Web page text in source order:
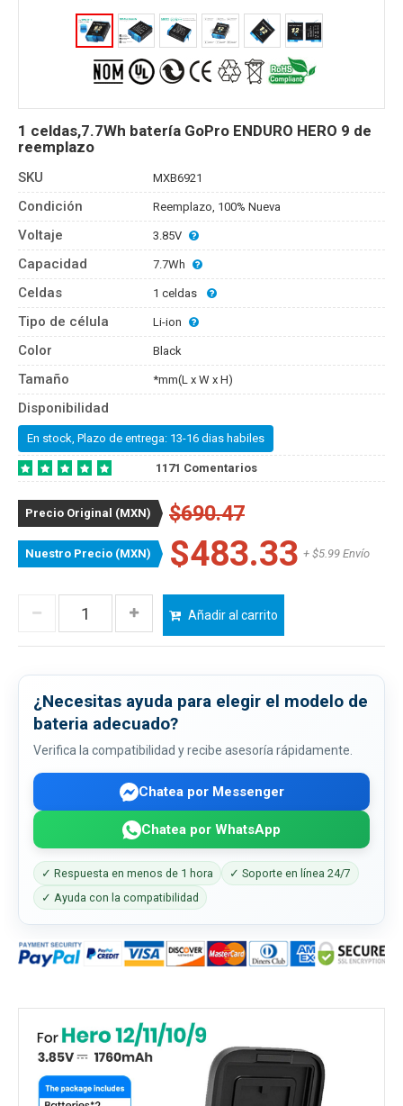
1 celdas,7.7Wh batería GoPro ENDURO HERO 9 de
reemplazo
SKU MXB6921
Condición Reemplazo, 100% Nueva
Voltaje 3.85V
Capacidad 7.7Wh
Celdas 1 celdas
Tipo de célula Li-ion
Color Black
Tamaño *mm(L x W x H)
Disponibilidad
En stock, Plazo de entrega: 13-16 dias habiles
1171 Comentarios
Precio Original (MXN) $690.47
Nuestro Precio (MXN) $483.33 + $5.99 Envío
Añadir al carrito
¿Necesitas ayuda para elegir el modelo de
bateria adecuado?
Verifica la compatibilidad y recibe asesoría rápidamente.
Chatea por Messenger
Chatea por WhatsApp
✓ Respuesta en menos de 1 hora
✓ Soporte en línea 24/7
✓ Ayuda con la compatibilidad